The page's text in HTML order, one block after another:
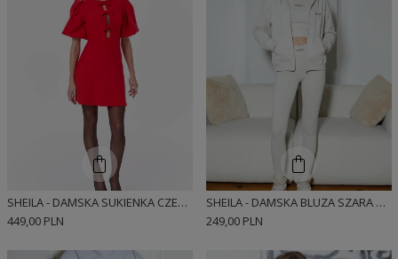
SHEILA - DAMSKA SUKIENKA CZERWONA Z KOKARDKAMI I BUFKAMI MINI 'VANESSA RED'
449,00 PLN
SHEILA - DAMSKA BLUZA SZARA ROZPINANA NA ZAMEK KLASYCZNA 'DEWI'
249,00 PLN